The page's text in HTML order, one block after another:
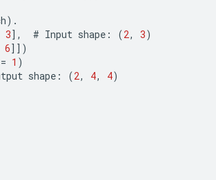
).
3] , # Input shape : (2, 3)
6]] )
= 1 )
shape : (2, 4, 4)